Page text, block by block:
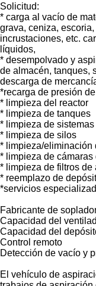
Solicitud:
* carga al vacío de
grava, ceniza,
incrustaciones, etc.
líquidos,
* desempolvado y
de almacén, tanques,
descarga de
*recarga de presión
* limpieza del reactor
* limpieza de tanques
* limpieza de
* limpieza de silos
* limpieza/eliminación
* limpieza de
* limpieza de filtros de
* reemplazo de
*servicios
Fabricante de
Capacidad del
Capacidad del
Control remoto
Detección de vacío y
El vehículo de